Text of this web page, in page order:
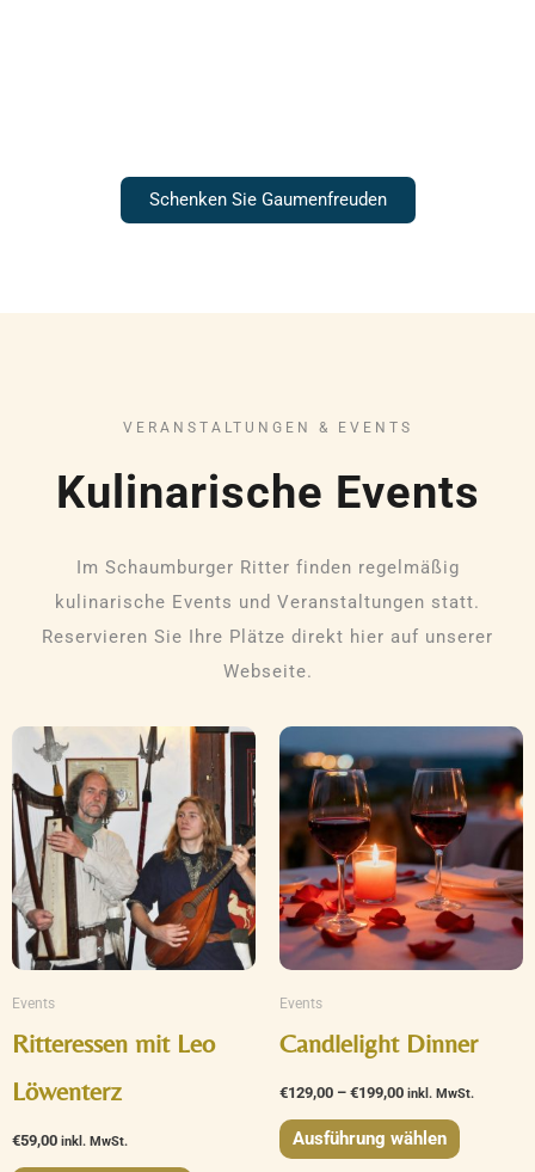
Schenken Sie Gaumenfreuden
VERANSTALTUNGEN & EVENTS
Kulinarische Events
Im Schaumburger Ritter finden regelmäßig
kulinarische Events und Veranstaltungen statt.
Reservieren Sie Ihre Plätze direkt hier auf unserer
Webseite.
Events
Ritteressen mit Leo
Löwenterz
€59,00 inkl. MwSt.
Dieses
Produkt
weist
mehrere
Varianten
auf.
Die
Optionen
Produktseite
Events
Candlelight Dinner
€129,00 – €199,00
€129,00
bis
€199,00
inkl. MwSt.
Ausführung wählen
Dieses
Produkt
weist
mehrere
Varianten
auf.
Die
Optionen
gewählt
werden